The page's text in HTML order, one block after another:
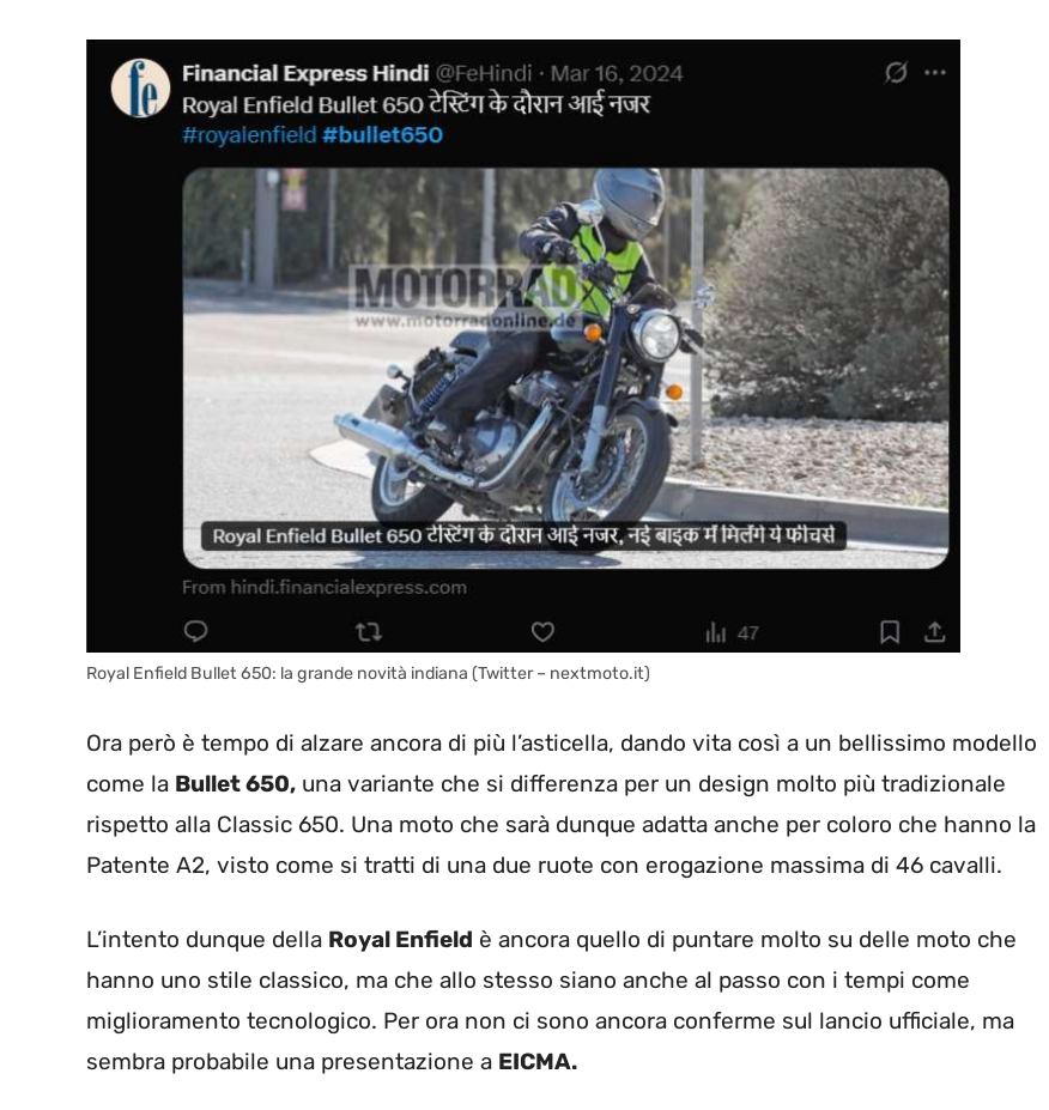
Royal Enfield Bullet 650: la grande novità indiana (Twitter – nextmoto.it)
Ora però è tempo di alzare ancora di più l’asticella, dando vita così a un bellissimo modello
come la Bullet 650, una variante che si differenza per un design molto più tradizionale
rispetto alla Classic 650. Una moto che sarà dunque adatta anche per coloro che hanno la
Patente A2, visto come si tratti di una due ruote con erogazione massima di 46 cavalli.
L’intento dunque della Royal Enfield è ancora quello di puntare molto su delle moto che
hanno uno stile classico, ma che allo stesso siano anche al passo con i tempi come
miglioramento tecnologico. Per ora non ci sono ancora conferme sul lancio ufficiale, ma
sembra probabile una presentazione a EICMA.